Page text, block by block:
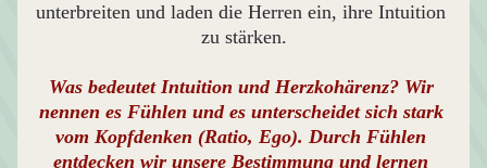
unterbreiten und laden die Herren ein, ihre Intuition
zu stärken.
Was bedeutet Intuition und Herzkohärenz? Wir
nennen es Fühlen und es unterscheidet sich stark
vom Kopfdenken (Ratio, Ego). Durch Fühlen
entdecken wir unsere Bestimmung und lernen